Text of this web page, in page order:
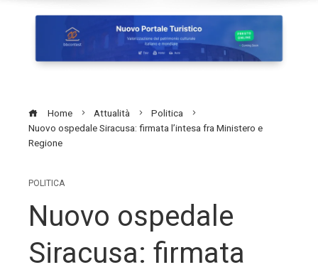
Home Attualità
Politica
Nuovo ospedale Siracusa: firmata l’intesa fra Ministero e
Regione
POLITICA
Nuovo ospedale
Siracusa: firmata